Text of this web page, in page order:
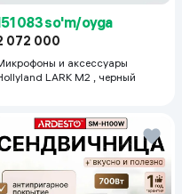
083 so'm/oyga
072 000
и аксессуары
Hollyland LARK M2 , черный